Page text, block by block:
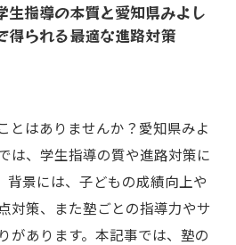
生指導の本質と愛知県みよし
得られる最適な進路対策
とはありませんか？愛知県みよ
は、学生指導の質や進路対策に
背景には、子どもの成績向上や
対策、また塾ごとの指導力やサ
があります。本記事では、塾の